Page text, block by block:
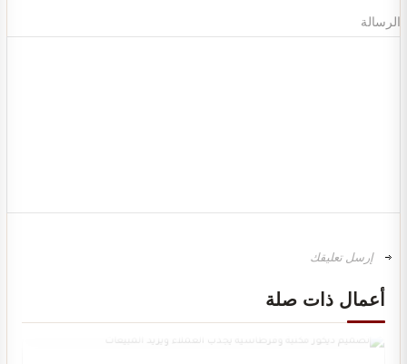
الرسالة
أعمال ذات صلة
تصميم ديكور محل ألعاب أطفال مودرن